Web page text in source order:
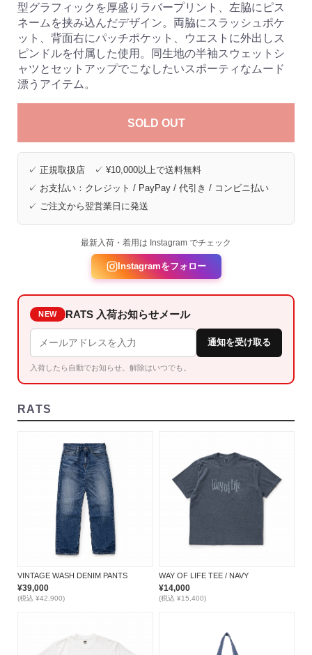
型グラフィックを厚盛りラバープリント、左脇にピス
ネームを挟み込んだデザイン。両脇にスラッシュポケ
ット、背面右にパッチポケット、ウエストに外出しス
ピンドルを付属した使用。同生地の半袖スウェットシ
ャツとセットアップでこなしたいスポーティなムード
漂うアイテム。
SOLD OUT
✓ 正規取扱店 ✓ ¥10,000以上で送料無料
✓ お支払い：クレジット / PayPay / 代引き / コンビニ払い
✓ ご注文から翌営業日に発送
最新入荷・着用は Instagram でチェック
Instagramをフォロー
NEW RATS 入荷お知らせメール
通知を受け取る
入荷したら自動でお知らせ。解除はいつでも。
RATS
VINTAGE WASH DENIM PANTS
¥39,000
(税込 ¥42,900)
WAY OF LIFE TEE / NAVY
¥14,000
(税込 ¥15,400)